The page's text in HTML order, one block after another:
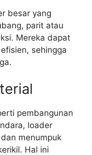
besar yang
parit atau
Mereka dapat
sehingga
pembangunan
loader
menumpuk
Hal ini